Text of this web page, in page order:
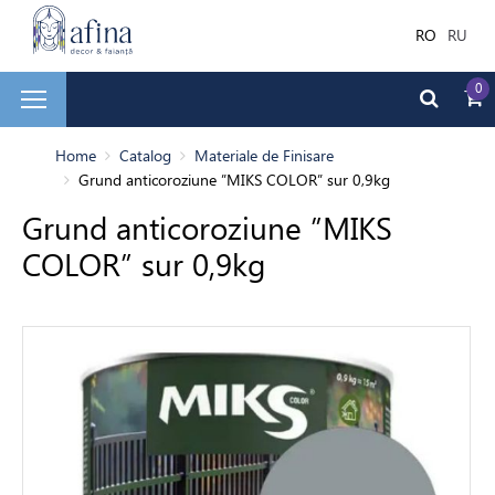
RO RU
faianță
de Finisare
decorativă
0
Home Catalog
Materiale de Finisare
Grund anticoroziune ”MIKS COLOR” sur 0,9kg
Grund anticoroziune ”MIKS
COLOR” sur 0,9kg